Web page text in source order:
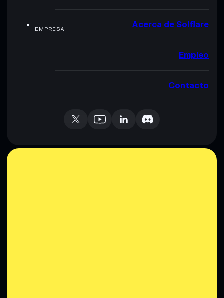
EMPRESA Acerca de Solflare
Empleo
Contacto